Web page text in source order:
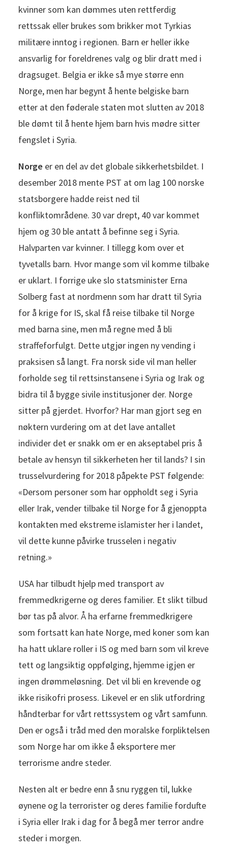
kvinner som kan dømmes uten rettferdig
rettssak eller brukes som brikker mot Tyrkias
militære inntog i regionen. Barn er heller ikke
ansvarlig for foreldrenes valg og blir dratt med i
dragsuget. Belgia er ikke så mye større enn
Norge, men har begynt å hente belgiske barn
etter at den føderale staten mot slutten av 2018
ble dømt til å hente hjem barn hvis mødre sitter
fengslet i Syria.
Norge er en del av det globale sikkerhetsbildet. I
desember 2018 mente PST at om lag 100 norske
statsborgere hadde reist ned til
konfliktområdene. 30 var drept, 40 var kommet
hjem og 30 ble antatt å befinne seg i Syria.
Halvparten var kvinner. I tillegg kom over et
tyvetalls barn. Hvor mange som vil komme tilbake
er uklart. I forrige uke slo statsminister Erna
Solberg fast at nordmenn som har dratt til Syria
for å krige for IS, skal få reise tilbake til Norge
med barna sine, men må regne med å bli
straffeforfulgt. Dette utgjør ingen ny vending i
praksisen så langt. Fra norsk side vil man heller
forholde seg til rettsinstansene i Syria og Irak og
bidra til å bygge sivile institusjoner der. Norge
sitter på gjerdet. Hvorfor? Har man gjort seg en
nøktern vurdering om at det lave antallet
individer det er snakk om er en akseptabel pris å
betale av hensyn til sikkerheten her til lands? I sin
trusselvurdering for 2018 påpekte PST følgende:
«Dersom personer som har oppholdt seg i Syria
eller Irak, vender tilbake til Norge for å gjenoppta
kontakten med ekstreme islamister her i landet,
vil dette kunne påvirke trusselen i negativ
retning.»
USA har tilbudt hjelp med transport av
fremmedkrigerne og deres familier. Et slikt tilbud
bør tas på alvor. Å ha erfarne fremmedkrigere
som fortsatt kan hate Norge, med koner som kan
ha hatt uklare roller i IS og med barn som vil kreve
tett og langsiktig oppfølging, hjemme igjen er
ingen drømmeløsning. Det vil bli en krevende og
ikke risikofri prosess. Likevel er en slik utfordring
håndterbar for vårt rettssystem og vårt samfunn.
Den er også i tråd med den moralske forpliktelsen
som Norge har om ikke å eksportere mer
terrorisme andre steder.
Nesten alt er bedre enn å snu ryggen til, lukke
øynene og la terrorister og deres familie fordufte
i Syria eller Irak i dag for å begå mer terror andre
steder i morgen.